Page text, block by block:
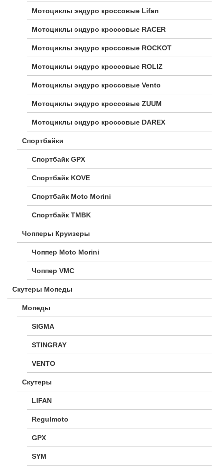
Мотоциклы эндуро кроссовые Lifan
Мотоциклы эндуро кроссовые RACER
Мотоциклы эндуро кроссовые ROCKOT
Мотоциклы эндуро кроссовые ROLIZ
Мотоциклы эндуро кроссовые Vento
Мотоциклы эндуро кроссовые ZUUM
Мотоциклы эндуро кроссовые DAREX
Спортбайки
Спортбайк GPX
Спортбайк KOVE
Спортбайк Moto Morini
Спортбайк TMBK
Чопперы Круизеры
Чоппер Moto Morini
Чоппер VMC
Скутеры Мопеды
Мопеды
SIGMA
STINGRAY
VENTO
Скутеры
LIFAN
Regulmoto
GPX
SYM